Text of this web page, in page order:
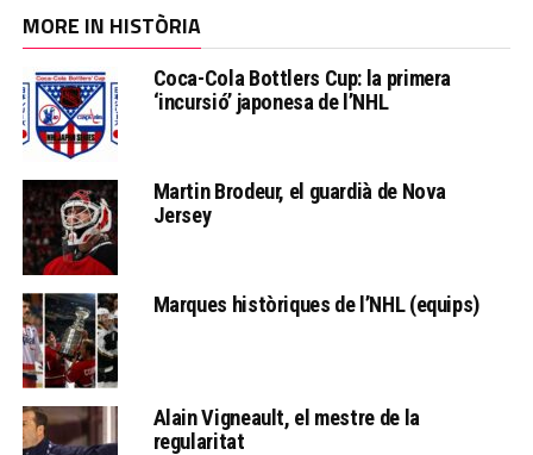
MORE IN HISTÒRIA
Coca-Cola Bottlers Cup: la primera
‘incursió’ japonesa de l’NHL
Martin Brodeur, el guardià de Nova
Jersey
Marques històriques de l’NHL (equips)
Alain Vigneault, el mestre de la
regularitat